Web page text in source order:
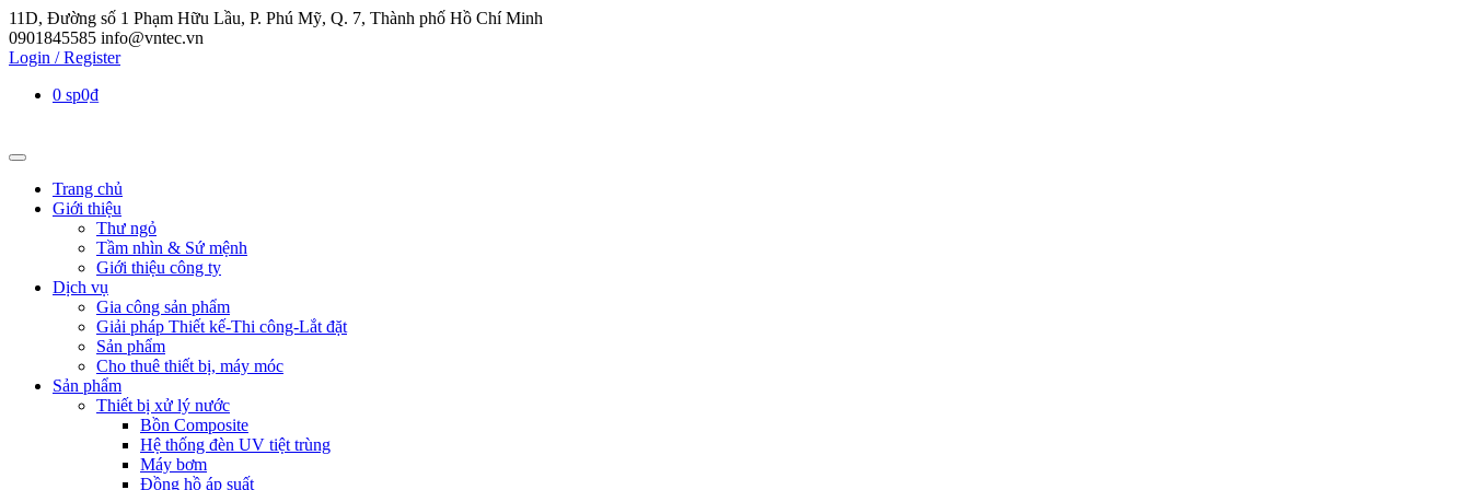
11D, Đường số 1 Phạm Hữu Lầu, P. Phú Mỹ, Q. 7, Thành phố Hồ Chí Minh
0901845585 info@vntec.vn
Login / Register
0 sp0₫
Trang chủ
Giới thiệu
Thư ngỏ
Tầm nhìn & Sứ mệnh
Giới thiệu công ty
Dịch vụ
Gia công sản phẩm
Giải pháp Thiết kế-Thi công-Lắt đặt
Sản phẩm
Cho thuê thiết bị, máy móc
Sản phẩm
Thiết bị xử lý nước
Bồn Composite
Hệ thống đèn UV tiệt trùng
Máy bơm
Đồng hồ áp suất